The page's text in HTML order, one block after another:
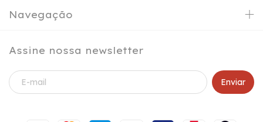
Navegação
Assine nossa newsletter